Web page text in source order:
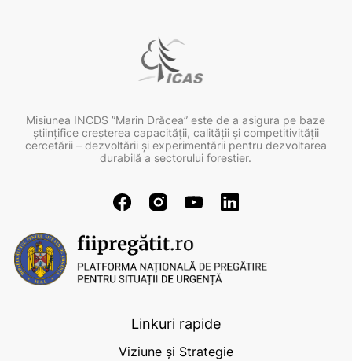
Misiunea INCDS ”Marin Drăcea” este de a asigura pe baze
ştiinţifice creşterea capacităţii, calităţii şi competitivităţii
cercetării – dezvoltării şi experimentării pentru dezvoltarea
durabilă a sectorului forestier.
Linkuri rapide
Viziune și Strategie